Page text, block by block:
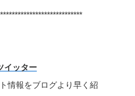
イッター
情報をブログより早く紹